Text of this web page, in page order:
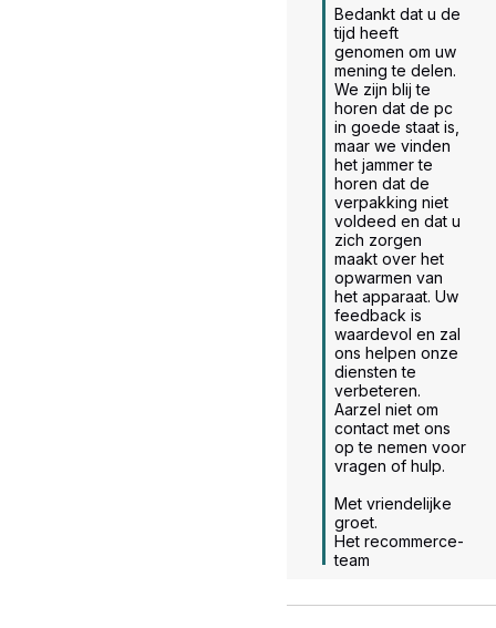
Bedankt dat u de
tijd heeft
genomen om uw
mening te delen.
We zijn blij te
horen dat de pc
in goede staat is,
maar we vinden
het jammer te
horen dat de
verpakking niet
voldeed en dat u
zich zorgen
maakt over het
opwarmen van
het apparaat. Uw
feedback is
waardevol en zal
ons helpen onze
diensten te
verbeteren.
Aarzel niet om
contact met ons
op te nemen voor
vragen of hulp.
Met vriendelijke
groet.
Het recommerce-
team